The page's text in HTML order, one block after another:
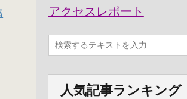
アクセスレポート
人気記事ランキング